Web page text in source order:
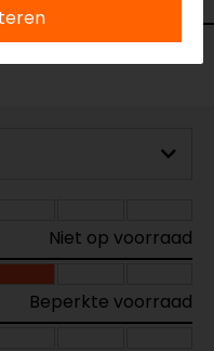
Niet op voorraad
Beperkte voorraad